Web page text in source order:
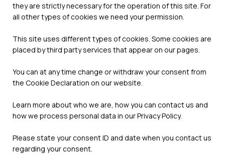
they are strictly necessary for the operation of this site. For
all other types of cookies we need your permission.
This site uses different types of cookies. Some cookies are
placed by third party services that appear on our pages.
You can at any time change or withdraw your consent from
the Cookie Declaration on our website.
Learn more about who we are, how you can contact us and
how we process personal data in our Privacy Policy.
Please state your consent ID and date when you contact us
regarding your consent.